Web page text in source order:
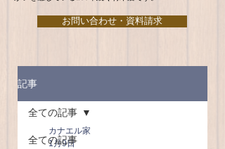
お問い合わせ・資料請求
記事
全ての記事
全ての記事
カナエル家
1月9日